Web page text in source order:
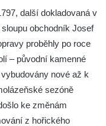
další dokladovaná v
obchodník Josef
proběhly po roce
– původní kamenné
nové až k
sezóně
ke změnám
z hořického